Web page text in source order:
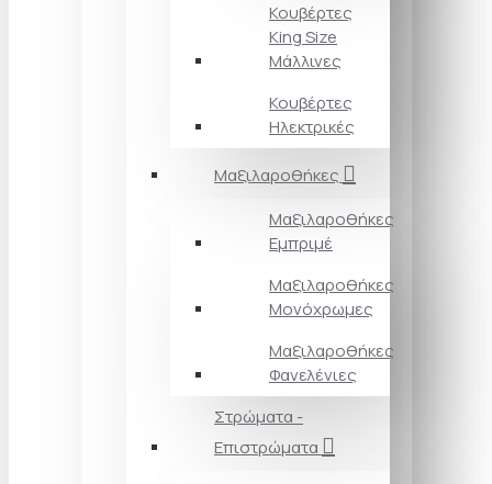
Κουβέρτες
King Size
Μάλλινες
Κουβέρτες
Ηλεκτρικές
Μαξιλαροθήκες
Μαξιλαροθήκες
Εμπριμέ
Μαξιλαροθήκες
Μονόχρωμες
Μαξιλαροθήκες
Φανελένιες
Στρώματα -
Επιστρώματα